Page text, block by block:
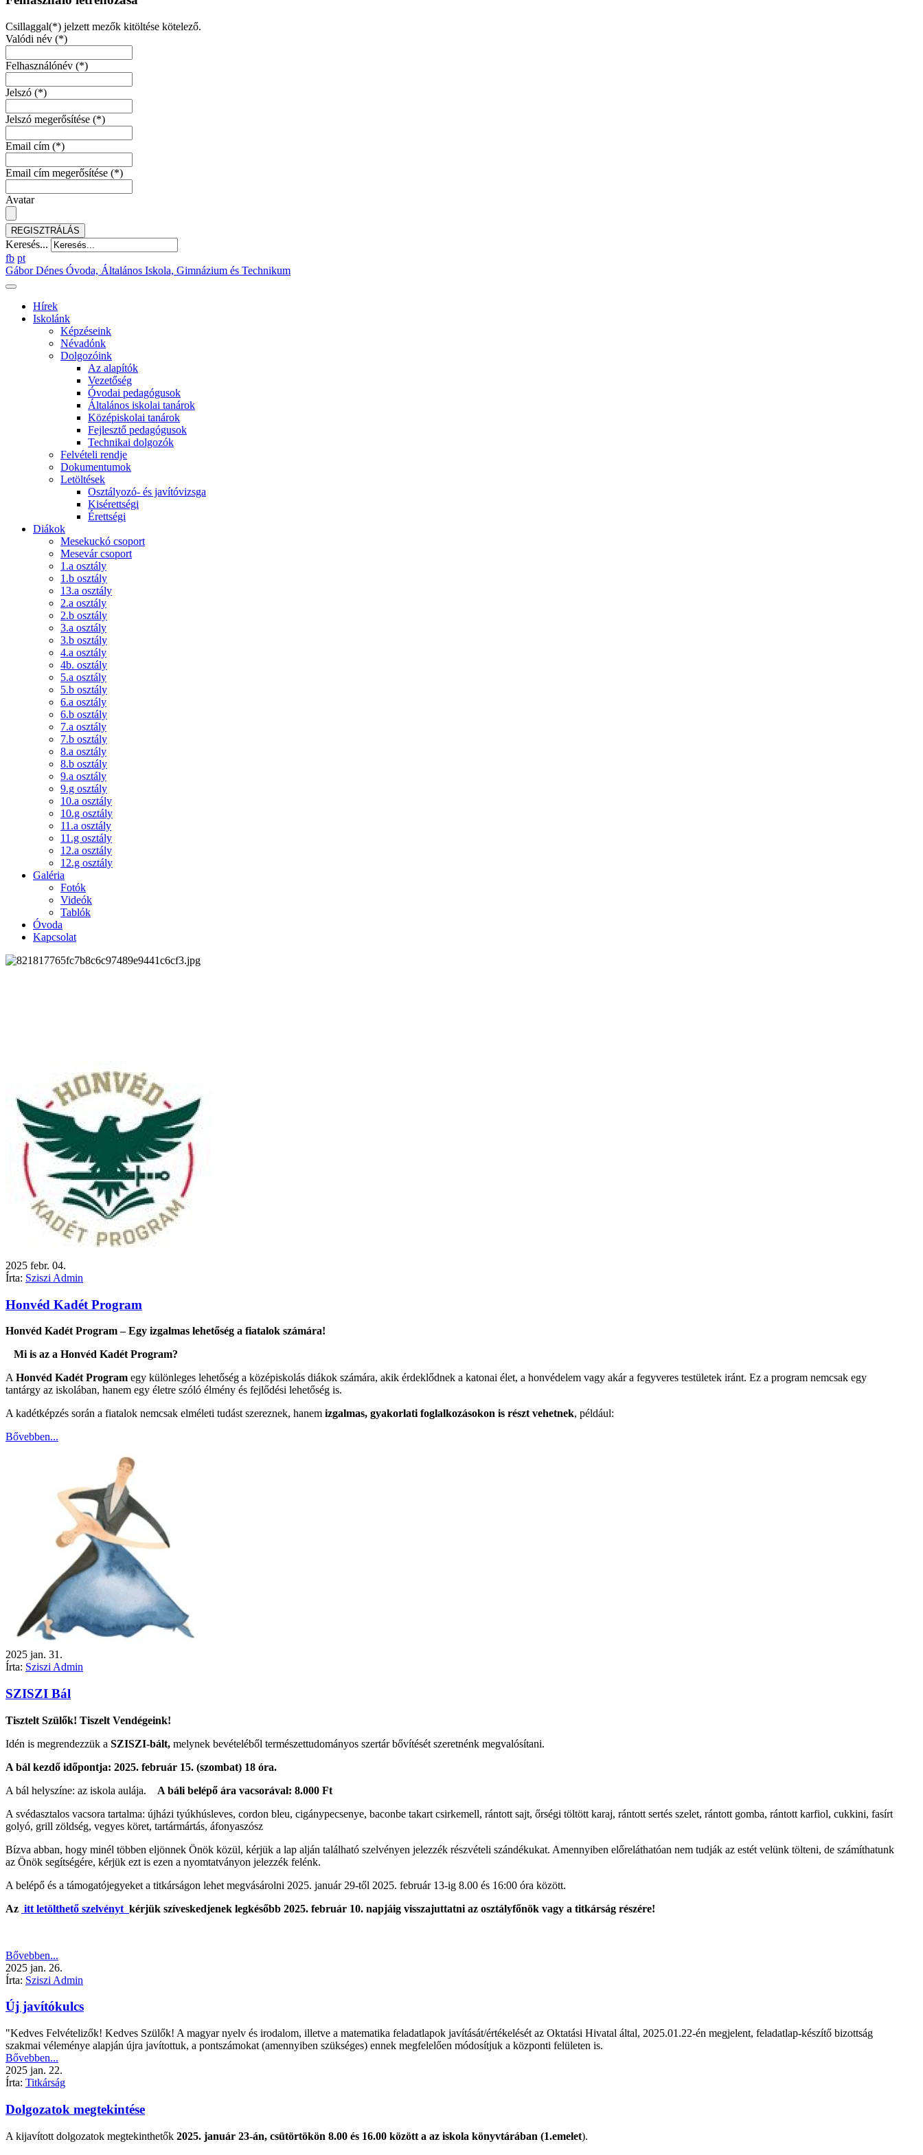
Csillaggal(*) jelzett mezők kitöltése kötelező.
Valódi név (*)
Felhasználónév (*)
Jelszó (*)
Jelszó megerősítése (*)
Email cím (*)
Email cím megerősítése (*)
Avatar
REGISZTRÁLÁS
Keresés...
fb pt
Gábor Dénes Óvoda, Általános Iskola, Gimnázium és Technikum
Hírek
Iskolánk
Képzéseink
Névadónk
Dolgozóink
Az alapítók
Vezetőség
Óvodai pedagógusok
Általános iskolai tanárok
Középiskolai tanárok
Fejlesztő pedagógusok
Technikai dolgozók
Felvételi rendje
Dokumentumok
Letöltések
Osztályozó- és javítóvizsga
Kisérettségi
Érettségi
Diákok
Mesekuckó csoport
Mesevár csoport
1.a osztály
1.b osztály
13.a osztály
2.a osztály
2.b osztály
3.a osztály
3.b osztály
4.a osztály
4b. osztály
5.a osztály
5.b osztály
6.a osztály
6.b osztály
7.a osztály
7.b osztály
8.a osztály
8.b osztály
9.a osztály
9.g osztály
10.a osztály
10.g osztály
11.a osztály
11.g osztály
12.a osztály
12.g osztály
Galéria
Fotók
Videók
Tablók
Óvoda
Kapcsolat
2025 febr. 04.
Írta: Sziszi Admin
Honvéd Kadét Program
Honvéd Kadét Program – Egy izgalmas lehetőség a fiatalok számára!
Mi is az a Honvéd Kadét Program?
A Honvéd Kadét Program egy különleges lehetőség a középiskolás diákok számára, akik érdeklődnek a katonai élet, a honvédelem vagy akár a fegyveres testületek iránt. Ez a program nemcsak egy
tantárgy az iskolában, hanem egy életre szóló élmény és fejlődési lehetőség is.
A kadétképzés során a fiatalok nemcsak elméleti tudást szereznek, hanem izgalmas, gyakorlati foglalkozásokon is részt vehetnek, például:
Bővebben...
2025 jan. 31.
Írta: Sziszi Admin
SZISZI Bál
Tisztelt Szülők! Tiszelt Vendégeink!
Idén is megrendezzük a SZISZI-bált, melynek bevételéből természettudományos szertár bővítését szeretnénk megvalósítani.
A bál kezdő időpontja: 2025. február 15. (szombat) 18 óra.
A bál helyszíne: az iskola aulája. A báli belépő ára vacsorával: 8.000 Ft
A svédasztalos vacsora tartalma: újházi tyúkhúsleves, cordon bleu, cigánypecsenye, baconbe takart csirkemell, rántott sajt, őrségi töltött karaj, rántott sertés szelet, rántott gomba, rántott karfiol, cukkini, fasírt
golyó, grill zöldség, vegyes köret, tartármártás, áfonyaszósz
Bízva abban, hogy minél többen eljönnek Önök közül, kérjük a lap alján található szelvényen jelezzék részvételi szándékukat. Amennyiben előreláthatóan nem tudják az estét velünk tölteni, de számíthatunk
az Önök segítségére, kérjük ezt is ezen a nyomtatványon jelezzék felénk.
A belépő és a támogatójegyeket a titkárságon lehet megvásárolni 2025. január 29-től 2025. február 13-ig 8.00 és 16:00 óra között.
Az itt letölthető szelvényt kérjük szíveskedjenek legkésőbb 2025. február 10. napjáig visszajuttatni az osztályfőnök vagy a titkárság részére!
Bővebben...
2025 jan. 26.
Írta: Sziszi Admin
Új javítókulcs
"Kedves Felvételizők! Kedves Szülők! A magyar nyelv és irodalom, illetve a matematika feladatlapok javítását/értékelését az Oktatási Hivatal által, 2025.01.22-én megjelent, feladatlap-készítő bizottság
szakmai véleménye alapján újra javítottuk, a pontszámokat (amennyiben szükséges) ennek megfelelően módosítjuk a központi felületen is.
Bővebben...
2025 jan. 22.
Írta: Titkárság
Dolgozatok megtekintése
A kijavított dolgozatok megtekinthetők 2025. január 23-án, csütörtökön 8.00 és 16.00 között a az iskola könyvtárában (1.emelet).